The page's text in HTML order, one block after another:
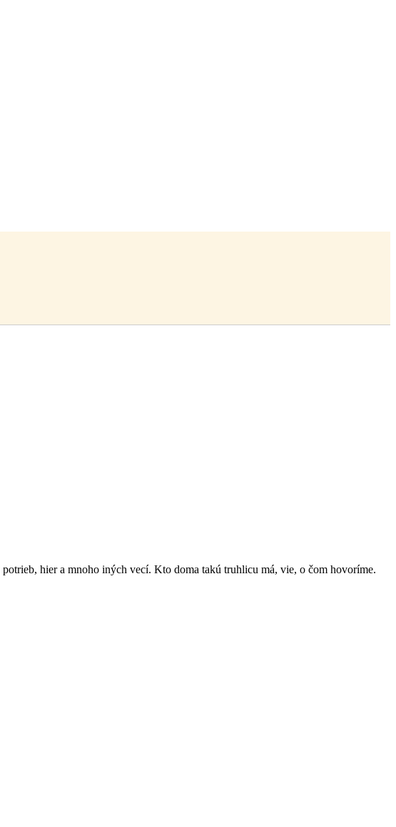
hier a mnoho iných vecí. Kto doma takú truhlicu má, vie, o čom hovoríme.